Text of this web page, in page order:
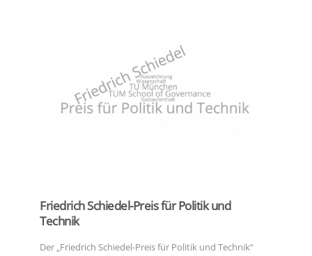
Der „Friedrich Schiedel-Preis für Politik und Technik“
hochkarätige Persönlichkeiten aus Wissenschaft, Politik,
Friedrich Schiedel-Preis für Politik und
Technik
Der „Friedrich Schiedel-Preis für Politik und Technik“